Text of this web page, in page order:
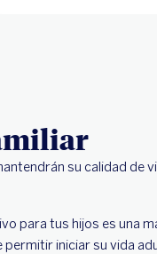
su calidad de
para tus hijos es una
iniciar su vida